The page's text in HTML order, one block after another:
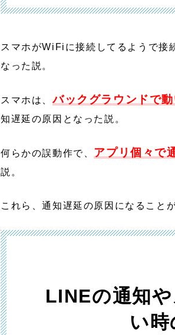
スマホがWiFiに接続してるようで接
なった説。
スマホは、バックグラウンドで
知遅延の原因となった説。
何らかの誤動作で、 アプリ個々で
説。
これら、通知遅延の原因になること
LINEの通知
い時